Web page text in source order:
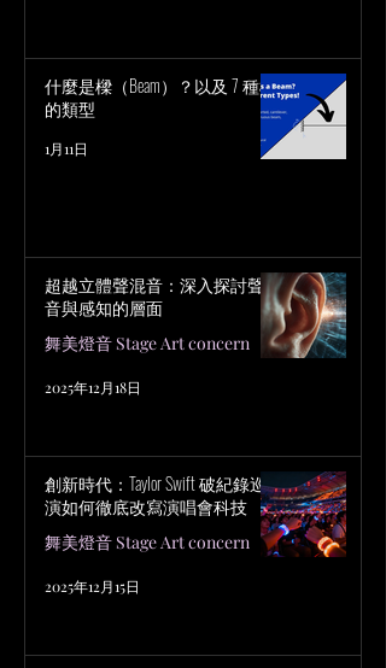
什麼是樑（Beam）？以及 7 種樑
的類型
1月11日
超越立體聲混音：深入探討聲
音與感知的層面
舞美燈音 Stage Art concern
2025年12月18日
創新時代：Taylor Swift 破紀錄巡
演如何徹底改寫演唱會科技
舞美燈音 Stage Art concern
2025年12月15日